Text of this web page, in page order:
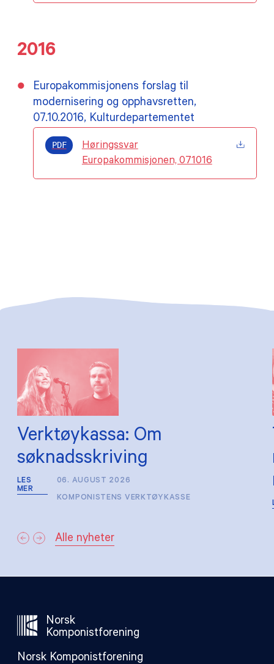
2016
Europakommisjonens forslag til
modernisering og opphavsretten,
07.10.2016, Kulturdepartementet
PDF
Høringssvar
Europakommisjonen, 071016
Verktøykassa: Om
søknadsskriving
LES
MER
06. AUGUST 2026
KOMPONISTENS VERKTØYKASSE
Alle nyheter
Norsk
Komponistforening
Norsk Komponistforening